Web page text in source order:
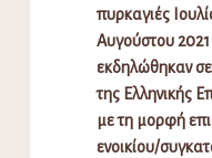
πυρκαγιές
Αυγούστου
εκδηλώθηκαν
της Ελληνικής
με τη μορφή
ενοικίου/